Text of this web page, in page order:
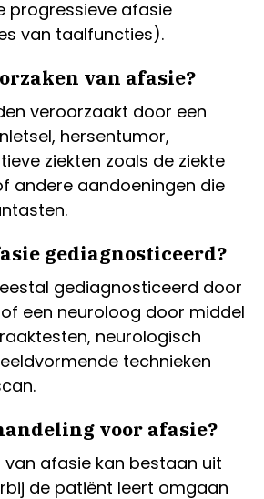
progressieve afasie
van taalfuncties).
van afasie?
veroorzaakt door een
hersentumor,
ziekten zoals de ziekte
andere aandoeningen die
gediagnosticeerd?
gediagnosticeerd door
een neuroloog door middel
neurologisch
technieken
voor afasie?
van afasie kan bestaan uit
de patiënt leert omgaan